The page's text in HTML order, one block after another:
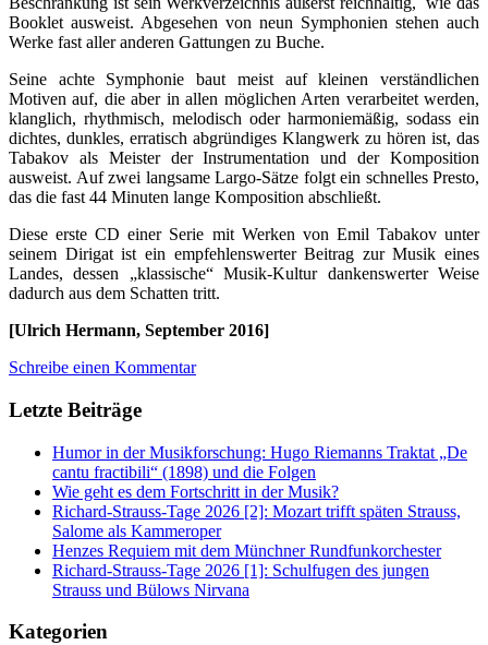
Booklet ausweist. Abgesehen von neun Symphonien stehen auch
Werke fast aller anderen Gattungen zu Buche.
Seine achte Symphonie baut meist auf kleinen verständlichen
Motiven auf, die aber in allen möglichen Arten verarbeitet werden,
klanglich, rhythmisch, melodisch oder harmoniemäßig, sodass ein
dichtes, dunkles, erratisch abgründiges Klangwerk zu hören ist, das
Tabakov als Meister der Instrumentation und der Komposition
ausweist. Auf zwei langsame Largo-Sätze folgt ein schnelles Presto,
das die fast 44 Minuten lange Komposition abschließt.
Diese erste CD einer Serie mit Werken von Emil Tabakov unter
seinem Dirigat ist ein empfehlenswerter Beitrag zur Musik eines
Landes, dessen „klassische“ Musik-Kultur dankenswerter Weise
dadurch aus dem Schatten tritt.
[Ulrich Hermann, September 2016]
Schreibe einen Kommentar
Letzte Beiträge
Humor in der Musikforschung: Hugo Riemanns Traktat „De
cantu fractibili“ (1898) und die Folgen
Wie geht es dem Fortschritt in der Musik?
Richard-Strauss-Tage 2026 [2]: Mozart trifft späten Strauss,
Salome als Kammeroper
Henzes Requiem mit dem Münchner Rundfunkorchester
Richard-Strauss-Tage 2026 [1]: Schulfugen des jungen
Strauss und Bülows Nirvana
Kategorien